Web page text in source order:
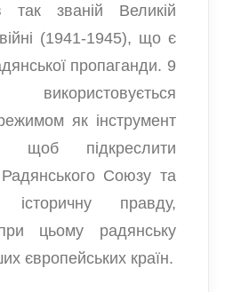
так званій Великій
війні (1941-1945), що є
пропаганди. 9
як інструмент
щоб підкреслити
Союзу та
історичну правду,
цьому радянську
європейських країн.